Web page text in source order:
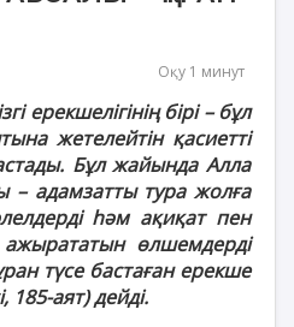
Оқу 1 минут
ерекшелігінің бірі – бұл
жетелейтін қасиетті
Бұл жайында Алла
– адамзатты тура жолға
һәм ақиқат пен
өлшемдерді
түсе бастаған ерекше
185-аят) дейді.